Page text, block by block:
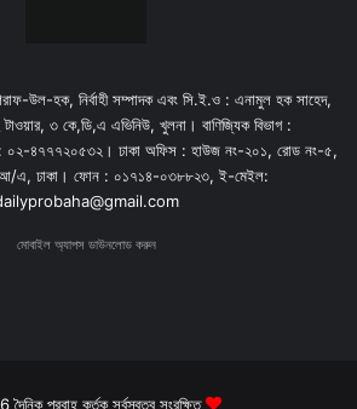
উল-হক, নির্বাহী সম্পাদক এবং সি.ই.ও : এনামুল হক সাহেদ,
টাওয়ার, ৩ কে,ডি,এ এভিনিউ, খুলনা। বাণিজ্যিক বিভাগ :
: ০২-৪৭৭৭২০৫৩২। ঢাকা অফিস : হাউজ নং-২০১, রোড নং-৫,
আ/এ, ঢাকা। ফোন : ০১৭১৪-০৩৮৮২৩, ই-মেইল:
মোবাইল অ্যাপস ডাউনলোড করুন
প্রবাহ কর্তৃক সর্বস্বত্ব সংরক্ষিত